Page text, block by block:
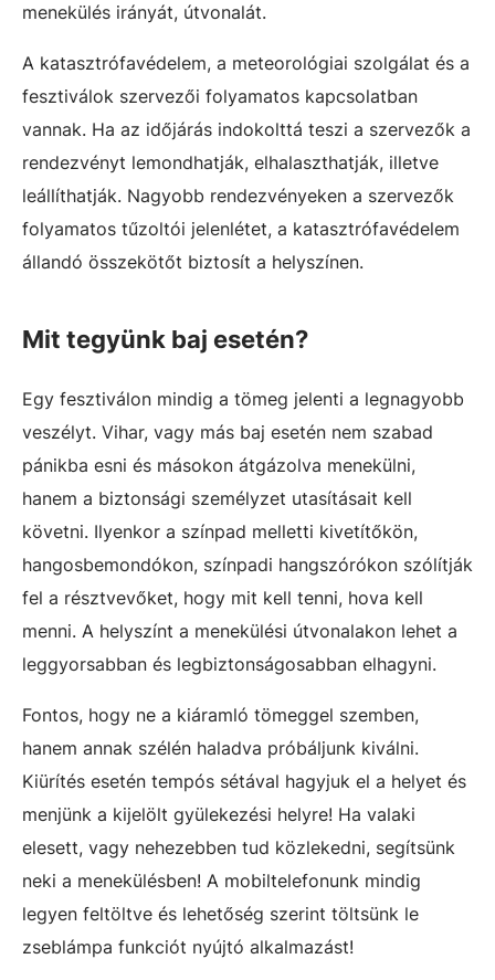
menekülés irányát, útvonalát.
A katasztrófavédelem, a meteorológiai szolgálat és a
fesztiválok szervezői folyamatos kapcsolatban
vannak. Ha az időjárás indokolttá teszi a szervezők a
rendezvényt lemondhatják, elhalaszthatják, illetve
leállíthatják. Nagyobb rendezvényeken a szervezők
folyamatos tűzoltói jelenlétet, a katasztrófavédelem
állandó összekötőt biztosít a helyszínen.
Mit tegyünk baj esetén?
Egy fesztiválon mindig a tömeg jelenti a legnagyobb
veszélyt. Vihar, vagy más baj esetén nem szabad
pánikba esni és másokon átgázolva menekülni,
hanem a biztonsági személyzet utasításait kell
követni. Ilyenkor a színpad melletti kivetítőkön,
hangosbemondókon, színpadi hangszórókon szólítják
fel a résztvevőket, hogy mit kell tenni, hova kell
menni. A helyszínt a menekülési útvonalakon lehet a
leggyorsabban és legbiztonságosabban elhagyni.
Fontos, hogy ne a kiáramló tömeggel szemben,
hanem annak szélén haladva próbáljunk kiválni.
Kiürítés esetén tempós sétával hagyjuk el a helyet és
menjünk a kijelölt gyülekezési helyre! Ha valaki
elesett, vagy nehezebben tud közlekedni, segítsünk
neki a menekülésben! A mobiltelefonunk mindig
legyen feltöltve és lehetőség szerint töltsünk le
zseblámpa funkciót nyújtó alkalmazást!